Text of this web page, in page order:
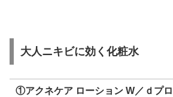
大人ニキビに効く化粧水
①アクネケア ローション W／ｄプ